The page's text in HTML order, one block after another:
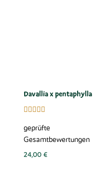
Davallia x pentaphylla
mit
5.00
von 5
geprüfte
Gesamtbewertungen
24,00 €